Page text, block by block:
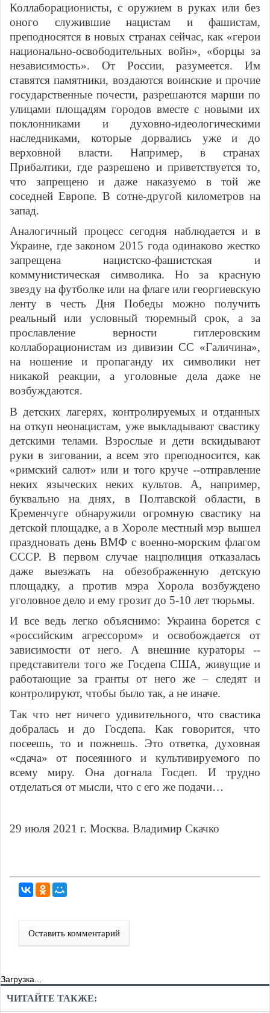
Коллаборационисты, с оружием в руках или без
оного служившие нацистам и фашистам,
преподносятся в новых странах сейчас, как «герои
национально-освободительных войн», «борцы за
независимость». От России, разумеется. Им
ставятся памятники, воздаются воинские и прочие
государственные почести, разрешаются марши по
улицами площадям городов вместе с новыми их
поклонниками и духовно-идеологическими
наследниками, которые дорвались уже и до
верховной власти. Например, в странах
Прибалтики, где разрешено и приветствуется то,
что запрещено и даже наказуемо в той же
соседней Европе. В сотне-другой километров на
запад.
Аналогичный процесс сегодня наблюдается и в
Украине, где законом 2015 года одинаково жестко
запрещена нацистско-фашистская и
коммунистическая символика. Но за красную
звезду на футболке или на флаге или георгиевскую
ленту в честь Дня Победы можно получить
реальный или условный тюремный срок, а за
прославление верности гитлеровским
коллаборационистам из дивизии СС «Галичина»,
на ношение и пропаганду их символики нет
никакой реакции, а уголовные дела даже не
возбуждаются.
В детских лагерях, контролируемых и отданных
на откуп неонацистам, уже выкладывают свастику
детскими телами. Взрослые и дети вскидывают
руки в зиговании, а всем это преподносится, как
«римский салют» или и того круче --отправление
неких языческих неких культов. А, например,
буквально на днях, в Полтавской области, в
Кременчуге обнаружили огромную свастику на
детской площадке, а в Хороле местный мэр вышел
праздновать день ВМФ с военно-морским флагом
СССР. В первом случае нацполиция отказалась
даже выезжать на обезображенную детскую
площадку, а против мэра Хорола возбуждено
уголовное дело и ему грозит до 5-10 лет тюрьмы.
И все ведь легко объяснимо: Украина борется с
«российским агрессором» и освобождается от
зависимости от него. А внешние кураторы --
представители того же Госдепа США, живущие и
работающие за гранты от него же – следят и
контролируют, чтобы было так, а не иначе.
Так что нет ничего удивительного, что свастика
добралась и до Госдепа. Как говорится, что
посеешь, то и пожнешь. Это ответка, духовная
«сдача» от посеянного и культивируемого по
всему миру. Она догнала Госдеп. И трудно
отделаться от мысли, что с его же подачи…
29 июля 2021 г. Москва. Владимир Скачко
Оставить комментарий
Загрузка...
ЧИТАЙТЕ ТАКЖЕ: